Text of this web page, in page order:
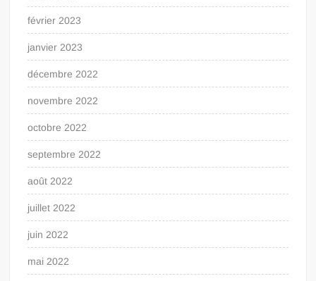
février 2023
janvier 2023
décembre 2022
novembre 2022
octobre 2022
septembre 2022
août 2022
juillet 2022
juin 2022
mai 2022